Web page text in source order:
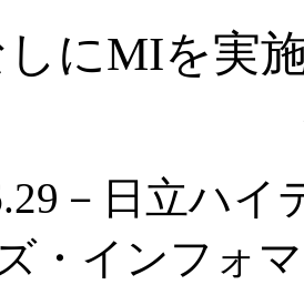
にMIを実
－日立ハイ
・インフォ